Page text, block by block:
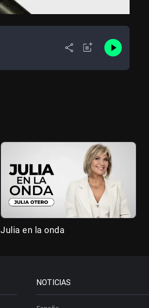
Julia en la onda
NOTICIAS